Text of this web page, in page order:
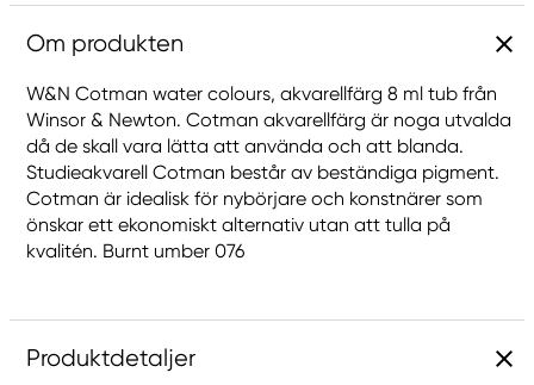
Om produkten
W&N Cotman water colours, akvarellfärg 8 ml tub från
Winsor & Newton. Cotman akvarellfärg är noga utvalda
då de skall vara lätta att använda och att blanda.
Studieakvarell Cotman består av beständiga pigment.
Cotman är idealisk för nybörjare och konstnärer som
önskar ett ekonomiskt alternativ utan att tulla på
kvalitén. Burnt umber 076
Produktdetaljer